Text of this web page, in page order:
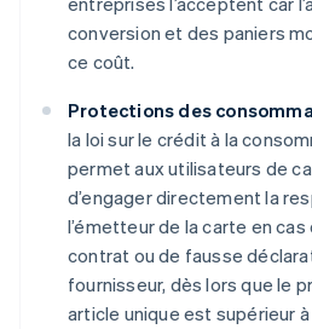
conversion et des paniers
ce coût.
Protections des
la loi sur le crédit à la
permet aux utilisateurs de
d’engager directement la
l’émetteur de la carte en
contrat ou de fausse
fournisseur, dès lors que le
article unique est supérieur